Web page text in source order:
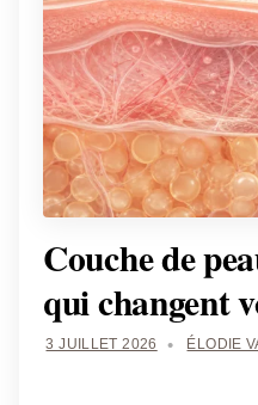
Couche de
qui changent
3 JUILLET 2026 ÉLODIE